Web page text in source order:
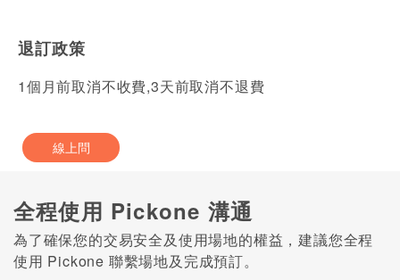
退訂政策
1個月前取消不收費,3天前取消不退費
線上問
全程使用 Pickone 溝通
為了確保您的交易安全及使用場地的權益，建議您全程
使用 Pickone 聯繫場地及完成預訂。